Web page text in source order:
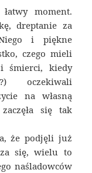
moment.
dreptanie za
i piękne
czego mieli
śmierci, kiedy
oczekiwali
na własną
się tak
że podjęli już
się, wielu to
naśladowców